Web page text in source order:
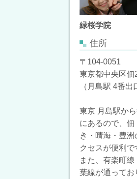
緑桜学院
住所
〒104-0051
東京都中央区佃
（月島駅 4番出
東京 月島駅か
にあるので、
き・晴海・豊
クセスが便利で
また、有楽町
葉線が通ってお